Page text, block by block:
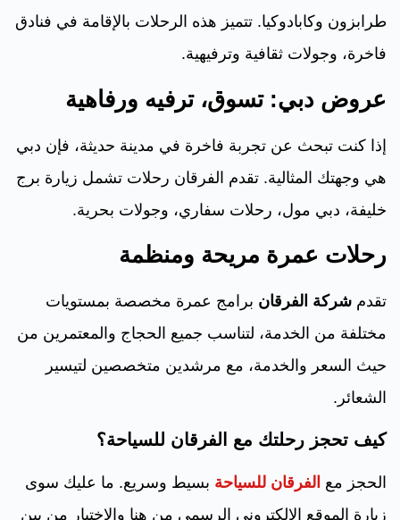
طرابزون وكابادوكيا. تتميز هذه الرحلات بالإقامة في فنادق
فاخرة، وجولات ثقافية وترفيهية.
عروض دبي: تسوق، ترفيه ورفاهية
إذا كنت تبحث عن تجربة فاخرة في مدينة حديثة، فإن دبي
هي وجهتك المثالية. تقدم الفرقان رحلات تشمل زيارة برج
خليفة، دبي مول، رحلات سفاري، وجولات بحرية.
رحلات عمرة مريحة ومنظمة
تقدم شركة الفرقان برامج عمرة مخصصة بمستويات
مختلفة من الخدمة، لتناسب جميع الحجاج والمعتمرين من
حيث السعر والخدمة، مع مرشدين متخصصين لتيسير
الشعائر.
كيف تحجز رحلتك مع الفرقان للسياحة؟
الحجز مع الفرقان للسياحة بسيط وسريع. ما عليك سوى
زيارة الموقع الإلكتروني الرسمي من هنا والاختيار من بين